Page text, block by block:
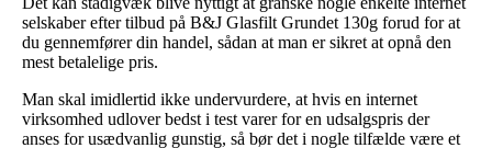
selskaber efter tilbud på B&J Glasfilt Grundet 130g forud for at
du gennemfører din handel, sådan at man er sikret at opnå den
mest betalelige pris.
Man skal imidlertid ikke undervurdere, at hvis en internet
virksomhed udlover bedst i test varer for en udsalgspris der
anses for usædvanlig gunstig, så bør det i nogle tilfælde være et